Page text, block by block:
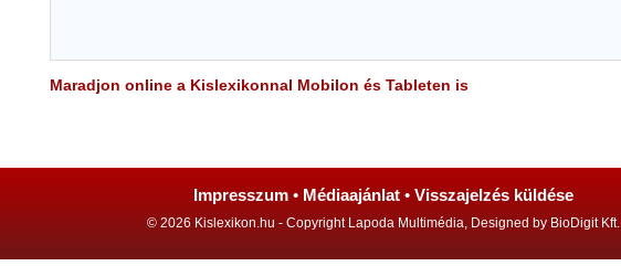
Maradjon online a Kislexikonnal Mobilon és Tableten is
Impresszum • Médiaajánlat • Visszajelzés küldése
© 2026 Kislexikon.hu - Copyright Lapoda Multimédia, Designed by BioDigit Kft.